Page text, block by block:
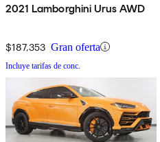
2021 Lamborghini Urus AWD
$187,353 Gran oferta
Incluye tarifas de conc.